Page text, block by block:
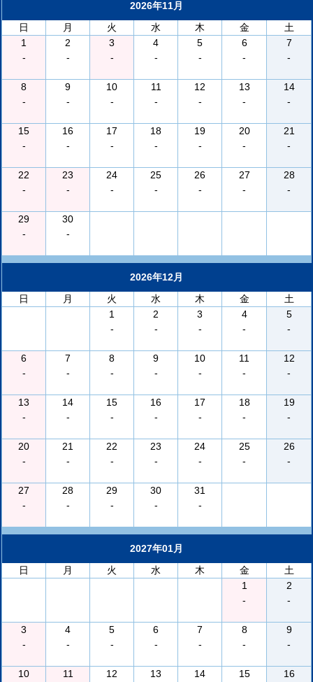
2026年11月
日
月 火 水 木 金
土
1
-
2
-
3
-
4
-
5
-
6
-
7
-
8
-
9
-
10
-
11
-
12
-
13
-
14
-
15
-
16
-
17
-
18
-
19
-
20
-
21
-
22
-
23
-
24
-
25
-
26
-
27
-
28
-
29
-
30
-
2026年12月
日
月 火 水 木 金
土
1
-
2
-
3
-
4
-
5
-
6
-
7
-
8
-
9
-
10
-
11
-
12
-
13
-
14
-
15
-
16
-
17
-
18
-
19
-
20
-
21
-
22
-
23
-
24
-
25
-
26
-
27
-
28
-
29
-
30
-
31
-
2027年01月
日
月 火 水 木 金
土
1
-
2
-
3
-
4
-
5
-
6
-
7
-
8
-
9
-
10
11
12
13
14
15
16